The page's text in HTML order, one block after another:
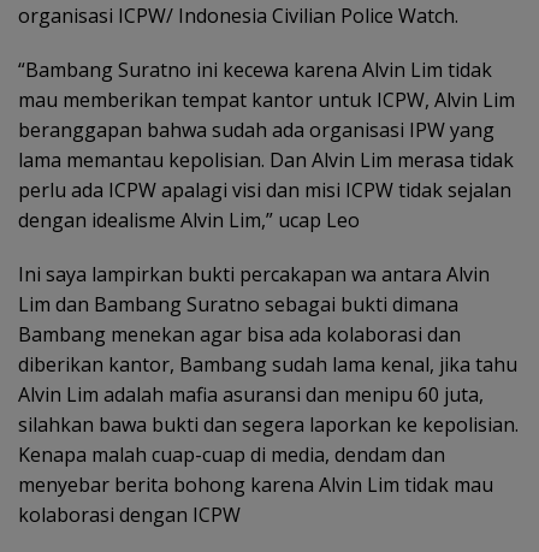
organisasi ICPW/ Indonesia Civilian Police Watch.
“Bambang Suratno ini kecewa karena Alvin Lim tidak
mau memberikan tempat kantor untuk ICPW, Alvin Lim
beranggapan bahwa sudah ada organisasi IPW yang
lama memantau kepolisian. Dan Alvin Lim merasa tidak
perlu ada ICPW apalagi visi dan misi ICPW tidak sejalan
dengan idealisme Alvin Lim,” ucap Leo
Ini saya lampirkan bukti percakapan wa antara Alvin
Lim dan Bambang Suratno sebagai bukti dimana
Bambang menekan agar bisa ada kolaborasi dan
diberikan kantor, Bambang sudah lama kenal, jika tahu
Alvin Lim adalah mafia asuransi dan menipu 60 juta,
silahkan bawa bukti dan segera laporkan ke kepolisian.
Kenapa malah cuap-cuap di media, dendam dan
menyebar berita bohong karena Alvin Lim tidak mau
kolaborasi dengan ICPW